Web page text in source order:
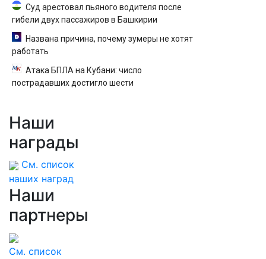
Суд арестовал пьяного водителя после
гибели двух пассажиров в Башкирии
Названа причина, почему зумеры не хотят
работать
Атака БПЛА на Кубани: число
пострадавших достигло шести
Наши
награды
См. список
наших наград
Наши
партнеры
См. список